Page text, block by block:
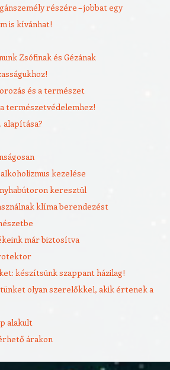
részére – jobbat egy
is kívánhat!
Zsófinak és Gézának
és a természet
természetvédelemhez!
alapítása?
kezelése
keresztül
klíma berendezést
már biztosítva
készítsünk szappant házilag!
olyan szerelőkkel, akik értenek a
alakult
árakon